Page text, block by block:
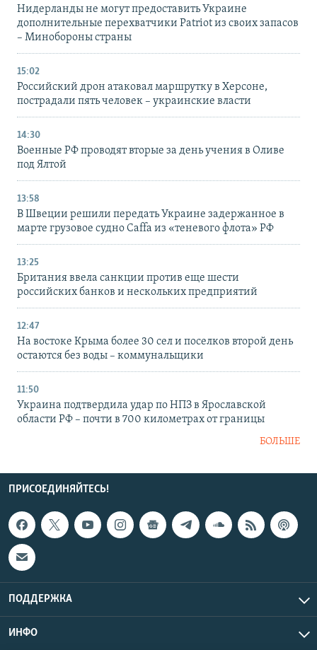
Нидерланды не могут предоставить Украине
дополнительные перехватчики Patriot из своих запасов
– Минобороны страны
15:02
Российский дрон атаковал маршрутку в Херсоне,
пострадали пять человек – украинские власти
14:30
Военные РФ проводят вторые за день учения в Оливе
под Ялтой
13:58
В Швеции решили передать Украине задержанное в
марте грузовое судно Caffa из «теневого флота» РФ
13:25
Британия ввела санкции против еще шести
российских банков и нескольких предприятий
12:47
На востоке Крыма более 30 сел и поселков второй день
остаются без воды – коммунальщики
11:50
Украина подтвердила удар по НПЗ в Ярославской
области РФ – почти в 700 километрах от границы
БОЛЬШЕ
ПРИСОЕДИНЯЙТЕСЬ!
ПОДДЕРЖКА
ИНФО